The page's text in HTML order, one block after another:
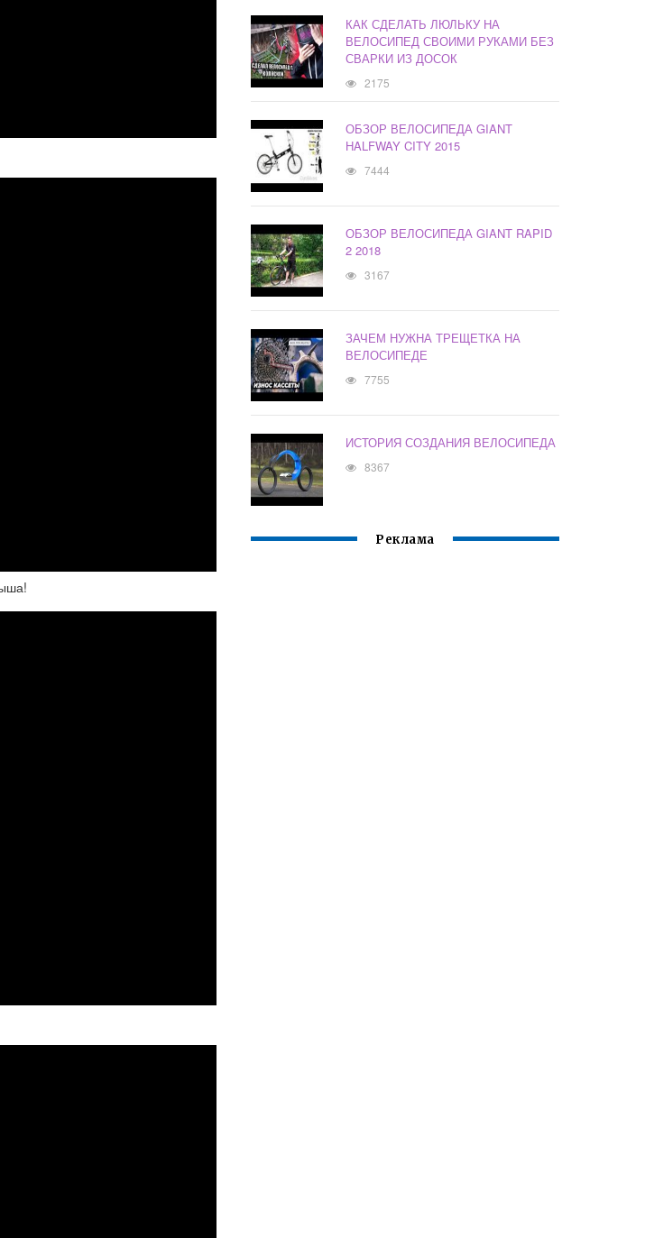
КАК СДЕЛАТЬ ЛЮЛЬКУ НА
ВЕЛОСИПЕД СВОИМИ РУКАМИ БЕЗ
СВАРКИ ИЗ ДОСОК
2175
ОБЗОР ВЕЛОСИПЕДА GIANT
HALFWAY CITY 2015
7444
ОБЗОР ВЕЛОСИПЕДА GIANT RAPID
2 2018
3167
ЗАЧЕМ НУЖНА ТРЕЩЕТКА НА
ВЕЛОСИПЕДЕ
7755
ИСТОРИЯ СОЗДАНИЯ ВЕЛОСИПЕДА
8367
Реклама